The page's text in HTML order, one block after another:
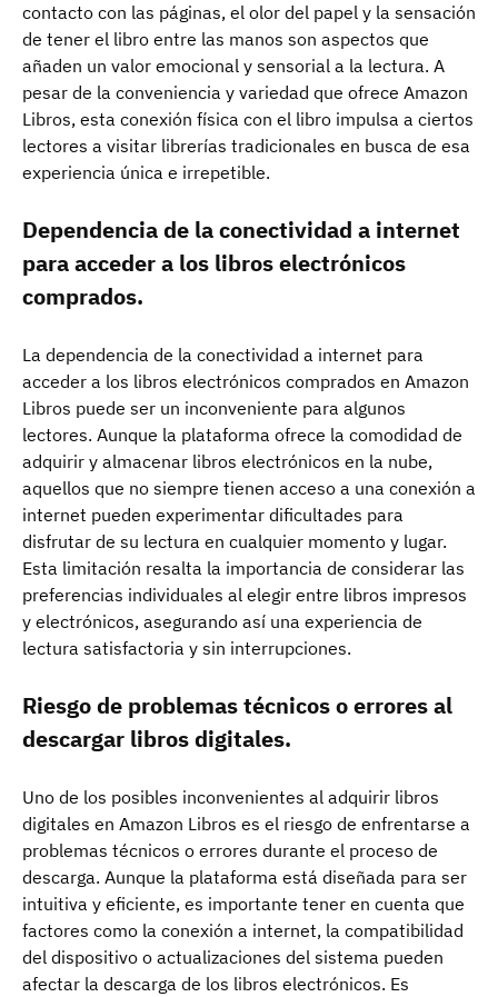
contacto con las páginas, el olor del papel y la sensación
de tener el libro entre las manos son aspectos que
añaden un valor emocional y sensorial a la lectura. A
pesar de la conveniencia y variedad que ofrece Amazon
Libros, esta conexión física con el libro impulsa a ciertos
lectores a visitar librerías tradicionales en busca de esa
experiencia única e irrepetible.
Dependencia de la conectividad a internet
para acceder a los libros electrónicos
comprados.
La dependencia de la conectividad a internet para
acceder a los libros electrónicos comprados en Amazon
Libros puede ser un inconveniente para algunos
lectores. Aunque la plataforma ofrece la comodidad de
adquirir y almacenar libros electrónicos en la nube,
aquellos que no siempre tienen acceso a una conexión a
internet pueden experimentar dificultades para
disfrutar de su lectura en cualquier momento y lugar.
Esta limitación resalta la importancia de considerar las
preferencias individuales al elegir entre libros impresos
y electrónicos, asegurando así una experiencia de
lectura satisfactoria y sin interrupciones.
Riesgo de problemas técnicos o errores al
descargar libros digitales.
Uno de los posibles inconvenientes al adquirir libros
digitales en Amazon Libros es el riesgo de enfrentarse a
problemas técnicos o errores durante el proceso de
descarga. Aunque la plataforma está diseñada para ser
intuitiva y eficiente, es importante tener en cuenta que
factores como la conexión a internet, la compatibilidad
del dispositivo o actualizaciones del sistema pueden
afectar la descarga de los libros electrónicos. Es